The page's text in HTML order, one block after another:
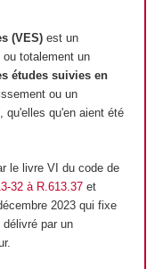
(VES)est un
ou totalement un
études suivies en
ou un
qu'elles qu'en aient été
le livre VI du code de
32 à R.613.37et
2023 qui fixe
délivré par un